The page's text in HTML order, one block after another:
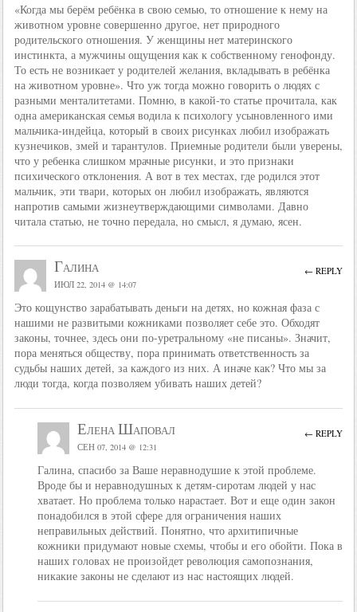
«Когда мы берём ребёнка в свою семью, то отношение к нему на
животном уровне совершенно другое, нет природного
родительского отношения. У женщины нет материнского
инстинкта, а мужчины ощущения как к собственному генофонду.
То есть не возникает у родителей желания, вкладывать в ребёнка
на животном уровне». Что уж тогда можно говорить о людях с
разными менталитетами. Помню, в какой-то статье прочитала, как
одна американская семья водила к психологу усыновленного ими
мальчика-индейца, который в своих рисунках любил изображать
кузнечиков, змей и тарантулов. Приемные родители были уверены,
что у ребенка слишком мрачные рисунки, и это признаки
психического отклонения. А вот в тех местах, где родился этот
мальчик, эти твари, которых он любил изображать, являются
напротив самыми жизнеутверждающими символами. Давно
читала статью, не точно передала, но смысл, я думаю, ясен.
Галина
ИЮЛ 22, 2014 @ 14:07
Это кощунство зарабатывать деньги на детях, но кожная фаза с
нашими не развитыми кожниками позволяет себе это. Обходят
законы, точнее, здесь они по-уретральному «не писаны». Значит,
пора меняться обществу, пора принимать ответственность за
судьбы наших детей, за каждого из них. А иначе как? Что мы за
люди тогда, когда позволяем убивать наших детей?
← REPLY
Елена Шаповал
СЕН 07, 2014 @ 12:31
Галина, спасибо за Ваше неравнодушие к этой проблеме.
Вроде бы и неравнодушных к детям-сиротам людей у нас
хватает. Но проблема только нарастает. Вот и еще один закон
понадобился в этой сфере для ограничения наших
неправильных действий. Понятно, что архитипичные
кожники придумают новые схемы, чтобы и его обойти. Пока в
наших головах не произойдет революция самопознания,
никакие законы не сделают из нас настоящих людей.
← REPLY